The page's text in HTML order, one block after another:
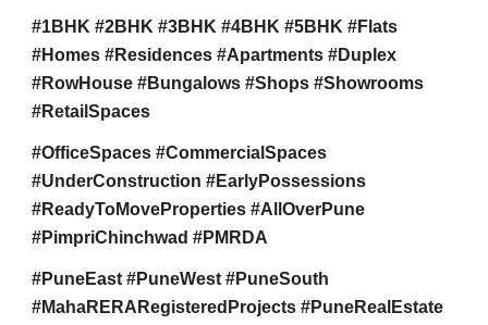
#1BHK #2BHK #3BHK #4BHK #5BHK #Flats
#Homes #Residences #Apartments #Duplex
#RowHouse #Bungalows #Shops #Showrooms
#RetailSpaces
#OfficeSpaces #CommercialSpaces
#UnderConstruction #EarlyPossessions
#ReadyToMoveProperties #AllOverPune
#PimpriChinchwad #PMRDA
#PuneEast #PuneWest #PuneSouth
#MahaRERARegisteredProjects #PuneRealEstate